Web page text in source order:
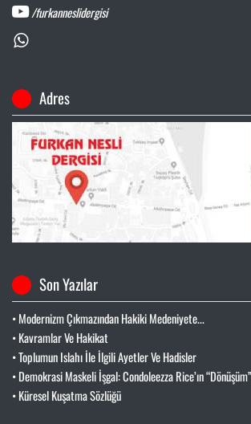
/furkanneslidergisi
Adres
Son Yazılar
• Modernizm Çıkmazından Hakiki Medeniyete...
• Kavramlar Ve Hakikat
• Toplumun Islahı İle İlgili Ayetler Ve Hadisler
• Demokrasi Maskeli İşgal: Condoleezza Rice’ın
• Küresel Kuşatma Sözlüğü